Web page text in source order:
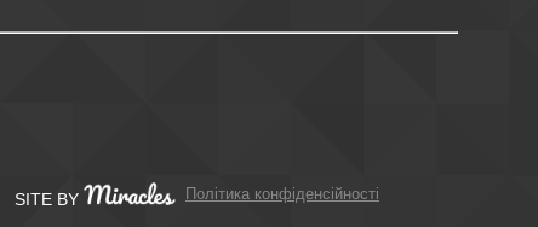
SITE BY Політика конфіденсійності